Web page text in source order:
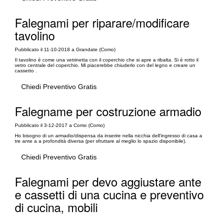
Falegnami per riparare/modificare
tavolino
Pubblicato il 11-10-2018 a Grandate (Como)
Il tavolino è come una vetrinetta con il coperchio che si apre a ribalta. Si è rotto il
vetro centrale del coperchio. Mi piacerebbe chiuderlo con del legno e creare un
cassetto .
Chiedi Preventivo Gratis
Falegname per costruzione armadio
Pubblicato il 3-12-2017 a Como (Como)
Ho bisogno di un armadio/dispensa da inserire nella nicchia dell'ingresso di casa a
tre ante a a profondità diversa (per sfruttare al meglio lo spazio disponibile).
Chiedi Preventivo Gratis
Falegnami per devo aggiustare ante
e cassetti di una cucina e preventivo
di cucina, mobili